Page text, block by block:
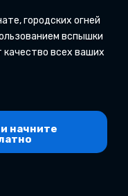
городских огней
вспышки
качество всех ваших
начните